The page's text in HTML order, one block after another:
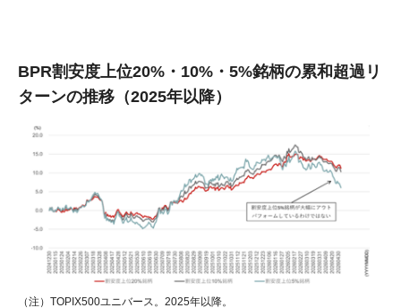
BPR割安度上位20%・10%・5%銘柄の累和超過リ
ターンの推移（2025年以降）
（注）TOPIX500ユニバース。2025年以降。